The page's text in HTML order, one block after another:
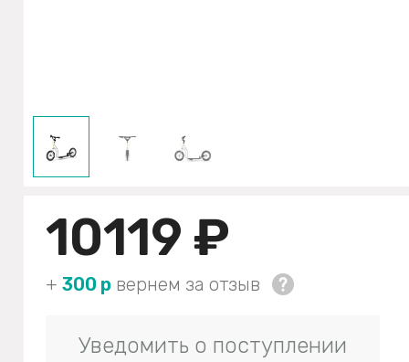
10119 ₽
+ 300 р вернем за отзыв
Уведомить о поступлении